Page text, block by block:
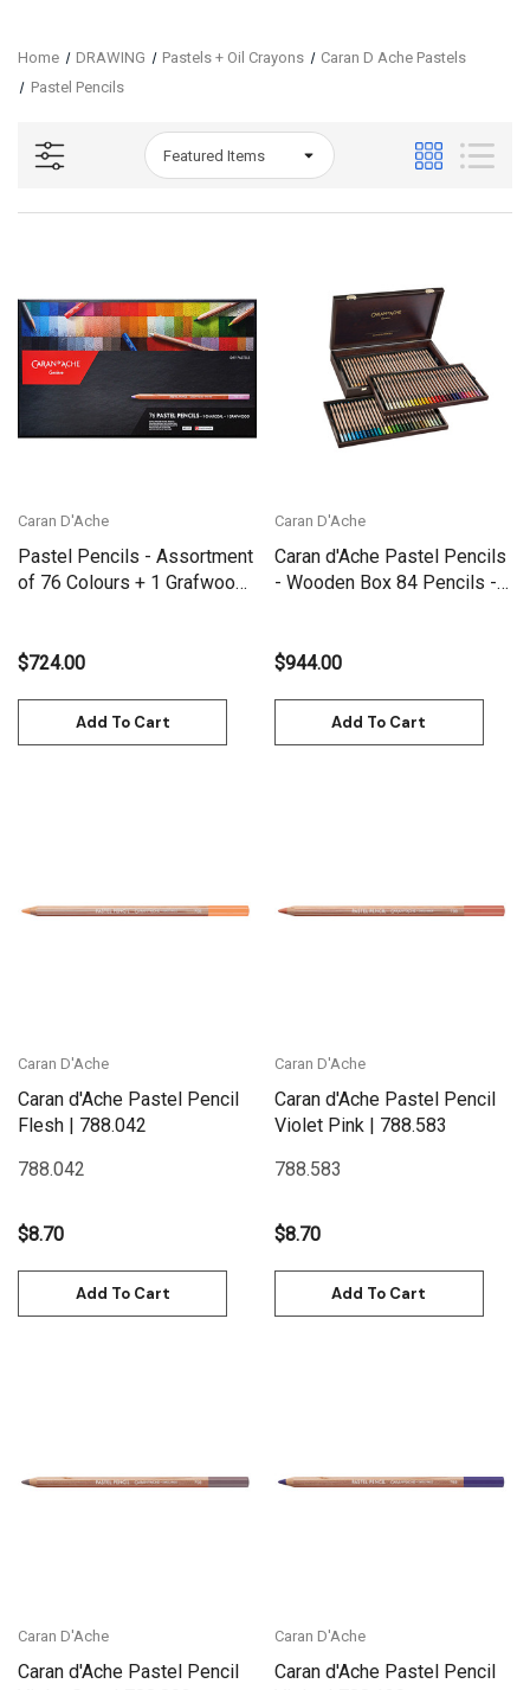
Home DRAWING Pastels + Oil Crayons
Caran D Ache Pastels
Pastel Pencils
Caran D'Ache
Pastel Pencils - Assortment
of 76 Colours + 1 Grafwood
$724.00
Add To Cart
Caran D'Ache
Caran d'Ache Pastel Pencils
- Wooden Box 84 Pencils -
$944.00
Add To Cart
Caran D'Ache
Caran d'Ache Pastel Pencil
Flesh | 788.042
788.042
$8.70
Add To Cart
Caran D'Ache
Caran d'Ache Pastel Pencil
Violet Pink | 788.583
788.583
$8.70
Add To Cart
Caran D'Ache
Caran d'Ache Pastel Pencil
Caran D'Ache
Caran d'Ache Pastel Pencil